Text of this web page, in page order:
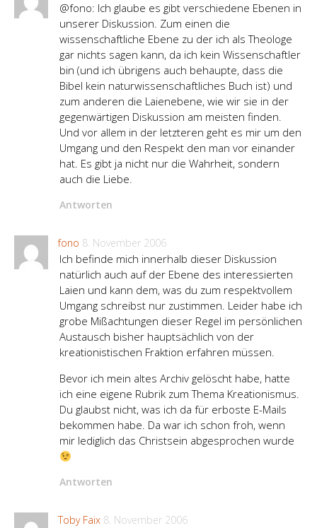
@fono: Ich glaube es gibt verschiedene Ebenen in
unserer Diskussion. Zum einen die
wissenschaftliche Ebene zu der ich als Theologe
gar nichts sagen kann, da ich kein Wissenschaftler
bin (und ich übrigens auch behaupte, dass die
Bibel kein naturwissenschaftliches Buch ist) und
zum anderen die Laienebene, wie wir sie in der
gegenwärtigen Diskussion am meisten finden.
Und vor allem in der letzteren geht es mir um den
Umgang und den Respekt den man vor einander
hat. Es gibt ja nicht nur die Wahrheit, sondern
auch die Liebe.
Antworten
fono 8. November 2006
Ich befinde mich innerhalb dieser Diskussion
natürlich auch auf der Ebene des interessierten
Laien und kann dem, was du zum respektvollem
Umgang schreibst nur zustimmen. Leider habe ich
grobe Mißachtungen dieser Regel im persönlichen
Austausch bisher hauptsächlich von der
kreationistischen Fraktion erfahren müssen.
Bevor ich mein altes Archiv gelöscht habe, hatte
ich eine eigene Rubrik zum Thema Kreationismus.
Du glaubst nicht, was ich da für erboste E-Mails
bekommen habe. Da war ich schon froh, wenn
mir lediglich das Christsein abgesprochen wurde
Antworten
Toby Faix 8. November 2006